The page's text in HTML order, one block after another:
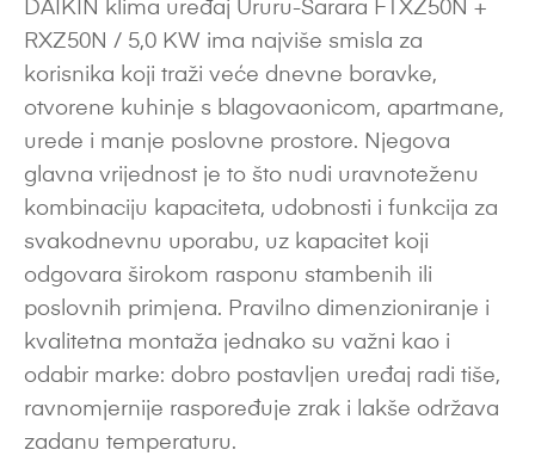
DAIKIN klima uređaj Ururu-Sarara FTXZ50N +
RXZ50N / 5,0 KW ima najviše smisla za
korisnika koji traži veće dnevne boravke,
otvorene kuhinje s blagovaonicom, apartmane,
urede i manje poslovne prostore. Njegova
glavna vrijednost je to što nudi uravnoteženu
kombinaciju kapaciteta, udobnosti i funkcija za
svakodnevnu uporabu, uz kapacitet koji
odgovara širokom rasponu stambenih ili
poslovnih primjena. Pravilno dimenzioniranje i
kvalitetna montaža jednako su važni kao i
odabir marke: dobro postavljen uređaj radi tiše,
ravnomjernije raspoređuje zrak i lakše održava
zadanu temperaturu.